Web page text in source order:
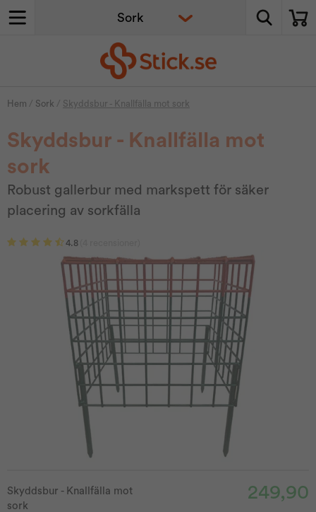
Hem / Sork / Skyddsbur - Knallfälla mot sork
Skyddsbur - Knallfälla mot
sork
Robust gallerbur med markspett för säker
placering av sorkfälla
4.8
Skyddsbur - Knallfälla mot
sork
249,90